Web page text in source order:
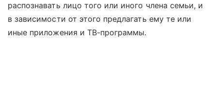
распознавать лицо того или иного члена семьи, и
в зависимости от этого предлагать ему те или
иные приложения и ТВ-программы.